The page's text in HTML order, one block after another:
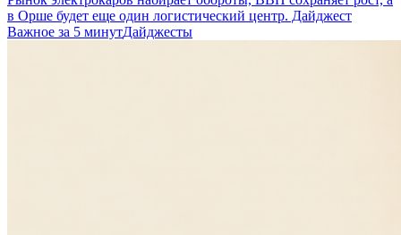
в Орше будет еще один логистический центр. Дайджест
Важное за 5 минутДайджесты